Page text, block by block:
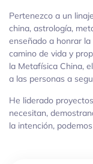
Pertenezco a un
china, astrología,
enseñado a honrar
camino de vida y
la Metafísica China,
a las personas a
He liderado
necesitan,
la intención,